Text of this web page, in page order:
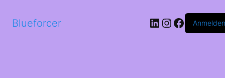
Blueforcer LinkedIn
Instagram
Anmelden